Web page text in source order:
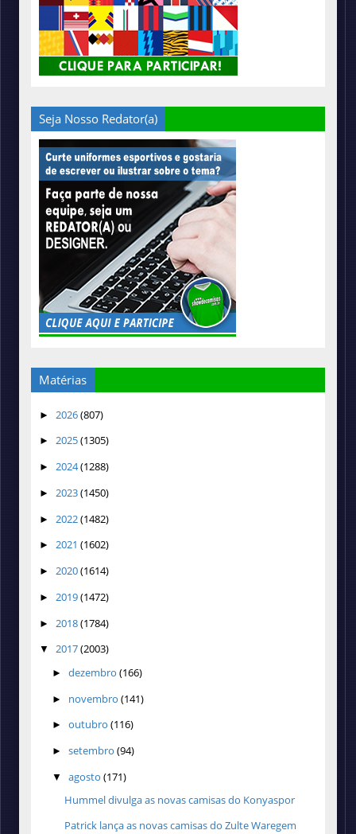
Seja Nosso Redator(a)
Matérias
► 2026(807)
► 2025(1305)
► 2024(1288)
► 2023(1450)
► 2022(1482)
► 2021 (1602)
► 2020(1614)
► 2019(1472)
► 2018(1784)
▼ 2017(2003)
► dezembro (166)
► novembro (141)
► outubro (116)
► setembro (94)
▼ agosto (171)
Hummel divulga as novas camisas do Konyaspor
Patrick lança as novas camisas do Zulte Waregem